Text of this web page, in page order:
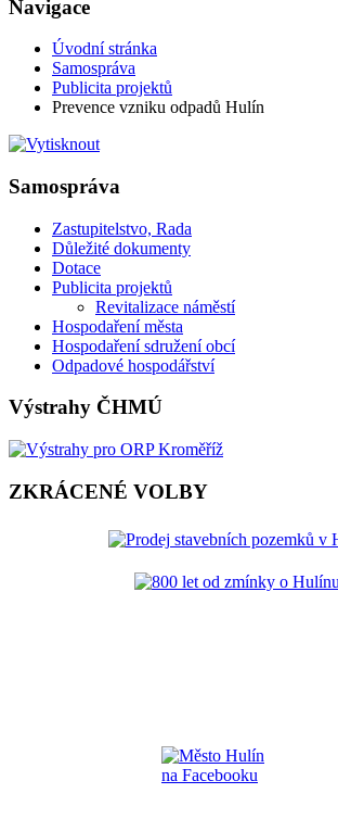
Navigace
Úvodní stránka
Samospráva
Publicita projektů
Prevence vzniku odpadů Hulín
Samospráva
Zastupitelstvo, Rada
Důležité dokumenty
Dotace
Publicita projektů
Revitalizace náměstí
Hospodaření města
Hospodaření sdružení obcí
Odpadové hospodářství
Výstrahy ČHMÚ
ZKRÁCENÉ VOLBY